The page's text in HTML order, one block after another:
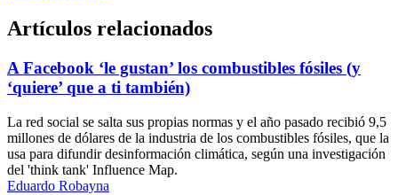
Artículos relacionados
A Facebook ‘le gustan’ los combustibles fósiles (y
‘quiere’ que a ti también)
La red social se salta sus propias normas y el año pasado recibió 9,5
millones de dólares de la industria de los combustibles fósiles, que la
usa para difundir desinformación climática, según una investigación
del 'think tank' Influence Map.
Eduardo Robayna